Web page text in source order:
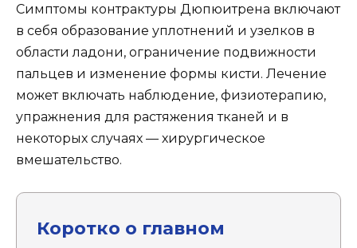
Симптомы контрактуры Дюпюитрена включают
в себя образование уплотнений и узелков в
области ладони, ограничение подвижности
пальцев и изменение формы кисти. Лечение
может включать наблюдение, физиотерапию,
упражнения для растяжения тканей и в
некоторых случаях — хирургическое
вмешательство.
Коротко о главном